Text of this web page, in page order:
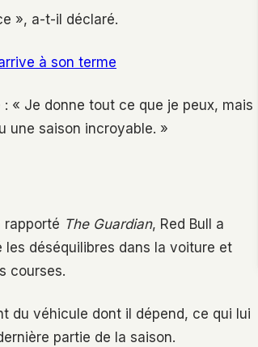
», a-t-il déclaré.
à son terme
« Je donne tout ce que je peux, mais
une saison incroyable. »
rapporté The Guardian, Red Bull a
déséquilibres dans la voiture et
courses.
du véhicule dont il dépend, ce qui lui
partie de la saison.